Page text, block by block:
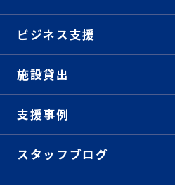
ビジネス支援
施設貸出
支援事例
スタッフブログ